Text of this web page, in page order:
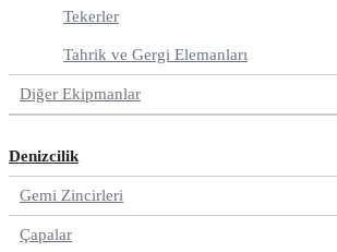
Tekerler
Tahrik ve Gergi Elemanları
Diğer Ekipmanlar
Denizcilik
Gemi Zincirleri
Çapalar